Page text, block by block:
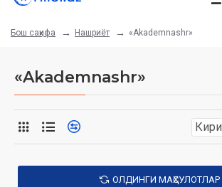
Бош саҳифа Нашриёт «Akademnashr»
«Akademnashr»
ОЛДИНГИ МАҲСУЛОТЛАР